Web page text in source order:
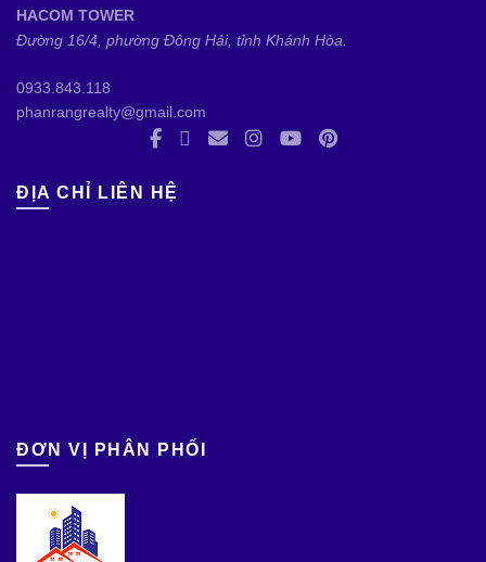
HACOM TOWER
Đường 16/4, phường Đông Hải, tỉnh Khánh Hòa.
0933.843.118
phanrangrealty@gmail.com
ĐỊA CHỈ LIÊN HỆ
ĐƠN VỊ PHÂN PHỐI